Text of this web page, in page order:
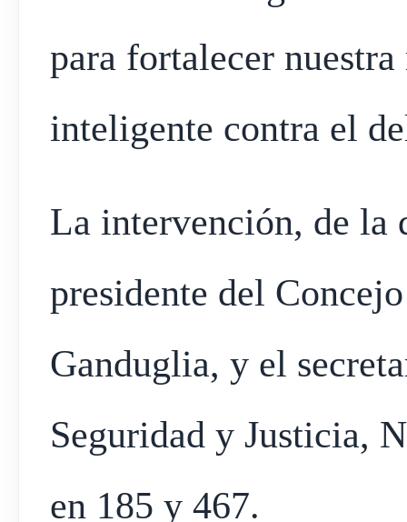
para fortalecer
inteligente contra el
La intervención, de la
presidente del
Ganduglia, y el
Seguridad y Justicia,
en 185 y 467.